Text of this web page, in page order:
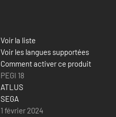
Voir la liste
Voir les langues supportées
Comment activer ce produit
PEGI 18
ATLUS
SEGA
1 février 2024